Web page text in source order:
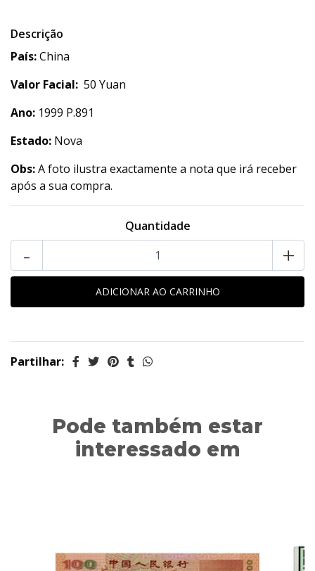
Descrição
País:China
Valor Facial: 50 Yuan
Ano: 1999 P.891
Estado: Nova
Obs:A foto ilustra exactamente a nota que irá receber
após a sua compra.
Quantidade
- +
Partilhar:
Pode também estar
interessado em